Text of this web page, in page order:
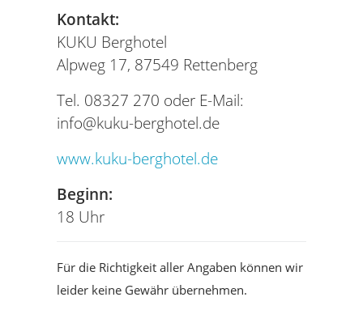
Kontakt:
KUKU Berghotel
Alpweg 17, 87549 Rettenberg
Tel. 08327 270 oder E-Mail:
info@kuku-berghotel.de
www.kuku-berghotel.de
Beginn:
18 Uhr
Für die Richtigkeit aller Angaben können wir
leider keine Gewähr übernehmen.